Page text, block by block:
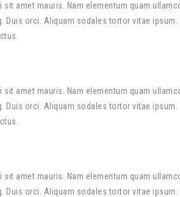
amet mauris. Nam elementum quam
orci. Aliquam sodales tortor vitae
amet mauris. Nam elementum quam
orci. Aliquam sodales tortor vitae
amet mauris. Nam elementum quam
orci. Aliquam sodales tortor vitae